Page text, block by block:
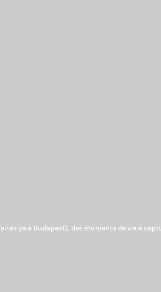
ça à Budapest), des moments de vie à